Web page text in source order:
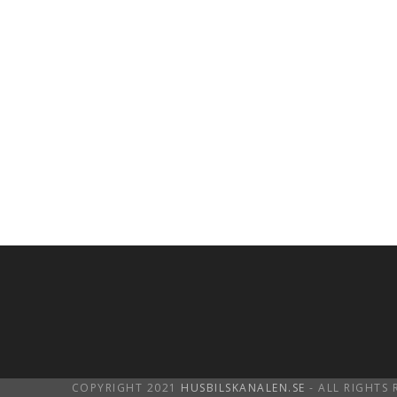
COPYRIGHT 2021 HUSBILSKANALEN.SE - ALL RIGHTS